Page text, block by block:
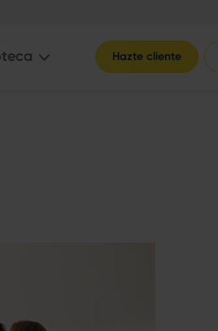
Hazte cliente